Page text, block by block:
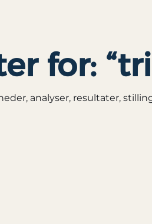
for:
analyser, resultater,